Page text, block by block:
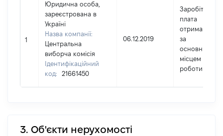
1
Юридична особа,
зареєстрована в
Україні
Назва компанії:
Центральна
виборча комісія
Ідентифікаційний
код:
21661450
06.12.2019
Заробітна
плата
отримана
за
основним
місцем
роботи
3. Об'єкти нерухомості